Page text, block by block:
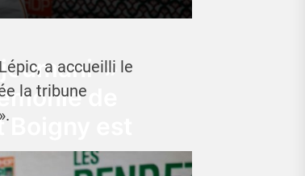
»
de
est
a accueilli le
la tribune